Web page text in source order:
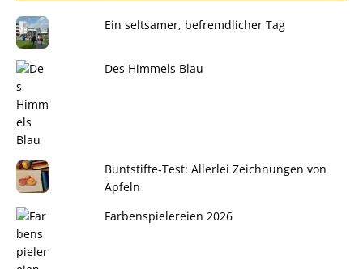
Ein seltsamer, befremdlicher Tag
Des Himmels Blau
Buntstifte-Test: Allerlei Zeichnungen von
Äpfeln
Farbenspielereien 2026